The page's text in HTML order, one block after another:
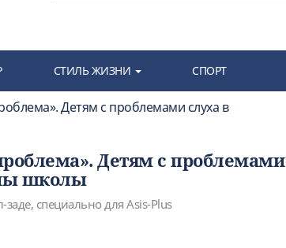
СТИЛЬ ЖИЗНИ СПОРТ
Детям с проблемами слуха в
Детям с проблемами
школы
заде, специально для Asis-Plus